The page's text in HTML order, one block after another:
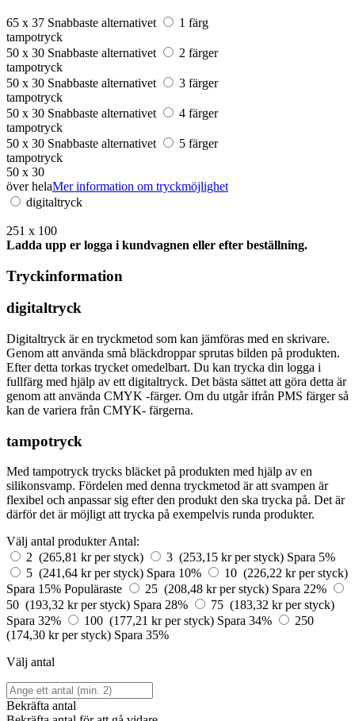
65 x 37 Snabbaste alternativet
1 färg
tampotryck
50 x 30 Snabbaste alternativet
2 färger
tampotryck
50 x 30 Snabbaste alternativet
3 färger
tampotryck
50 x 30 Snabbaste alternativet
4 färger
tampotryck
50 x 30 Snabbaste alternativet
5 färger
tampotryck
50 x 30
över helaMer information om tryckmöjlighet
digitaltryck
251 x 100
Ladda upp er logga i kundvagnen eller efter beställning.
Tryckinformation
digitaltryck
Digitaltryck är en tryckmetod som kan jämföras med en skrivare.
Genom att använda små bläckdroppar sprutas bilden på produkten.
Efter detta torkas trycket omedelbart. Du kan trycka din logga i
fullfärg med hjälp av ett digitaltryck. Det bästa sättet att göra detta är
genom att använda CMYK -färger. Om du utgår ifrån PMS färger så
kan de variera från CMYK- färgerna.
tampotryck
Med tampotryck trycks bläcket på produkten med hjälp av en
silikonsvamp. Fördelen med denna tryckmetod är att svampen är
flexibel och anpassar sig efter den produkt den ska trycka på. Det är
därför det är möjligt att trycka på exempelvis runda produkter.
Välj antal produkterAntal:
2 (265,81 kr per styck)
3 (253,15 kr per styck) Spara 5%
5 (241,64 kr per styck) Spara 10%
10 (226,22 kr per styck)
Spara 15% Populäraste 25 (208,48 kr per styck) Spara 22%
50 (193,32 kr per styck) Spara 28%
75 (183,32 kr per styck)
Spara 32%
100 (177,21 kr per styck) Spara 34%
250
(174,30 kr per styck) Spara 35%
Välj antal
Bekräfta antal